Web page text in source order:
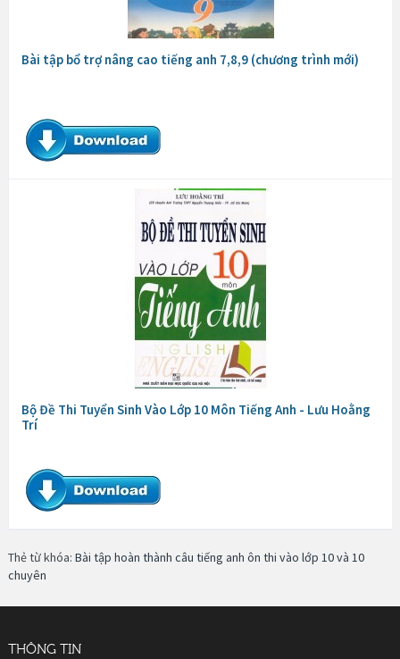
Bài tập bổ trợ nâng cao tiếng anh 7,8,9 (chương trình mới)
Bộ Đề Thi Tuyển Sinh Vào Lớp 10 Môn Tiếng Anh - Lưu Hoằng
Trí
Thẻ từ khóa: Bài tập hoàn thành câu tiếng anh ôn thi vào lớp 10 và 10
chuyên
THÔNG TIN